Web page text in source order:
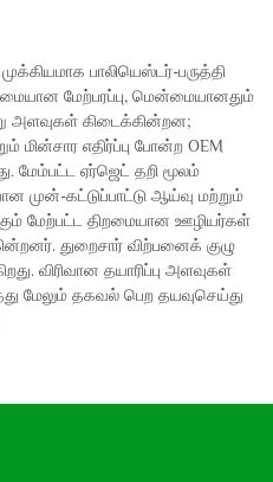
பாலியெஸ்டர்-பருத்தி
மேற்பரப்பு, மென்மையானதும்
அளவுகள் கிடைக்கின்றன;
மின்சார எதிர்ப்பு போன்ற OEM
மேம்பட்ட ஏர்ஜெட் தறி மூலம்
முன்-கட்டுப்பாட்டு ஆய்வு மற்றும்
மேற்பட்ட திறமையான ஊழியர்கள்
துறைசார் விற்பனைக் குழு
விரிவான தயாரிப்பு அளவுகள்
மேலும் தகவல் பெற தயவுசெய்து